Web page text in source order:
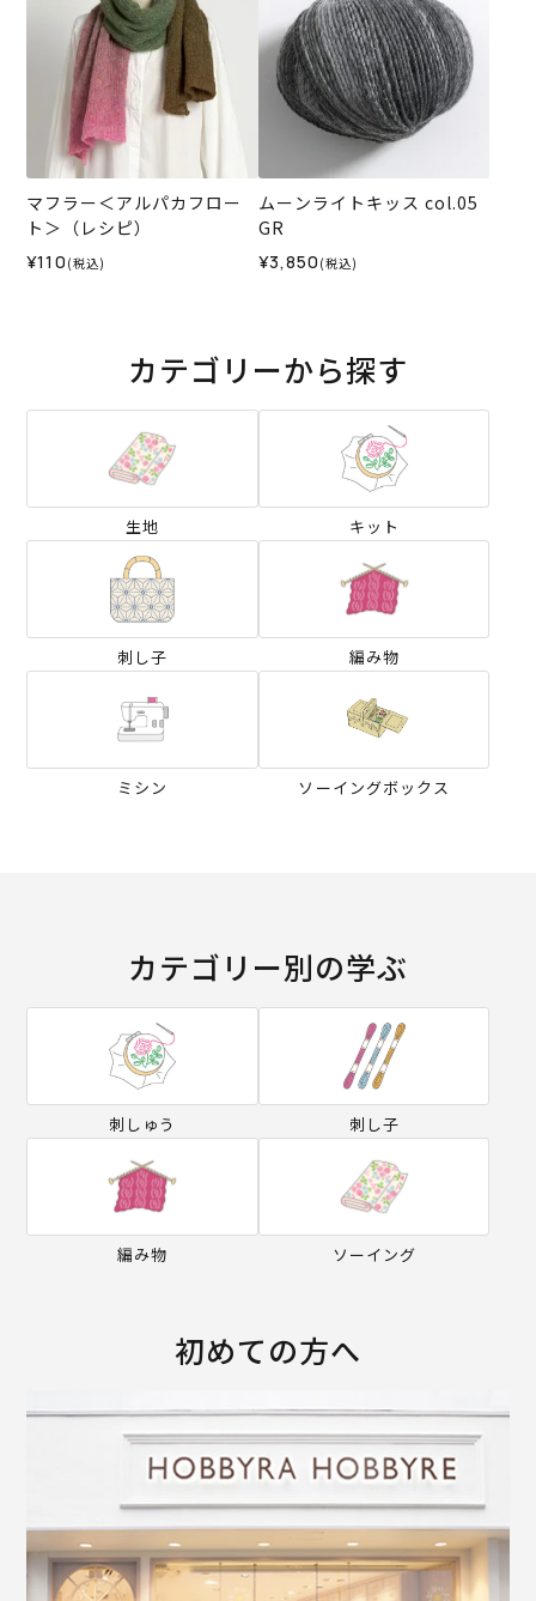
マフラー＜アルパカフロー
ト＞（レシピ）
¥110 (税込)
ムーンライトキッス col.05
GR
¥3,850 (税込)
カテゴリーから探す
生地 キット
刺し子 編み物
ミシン ソーイングボックス
カテゴリー別の学ぶ
刺しゅう 刺し子
編み物 ソーイング
初めての方へ